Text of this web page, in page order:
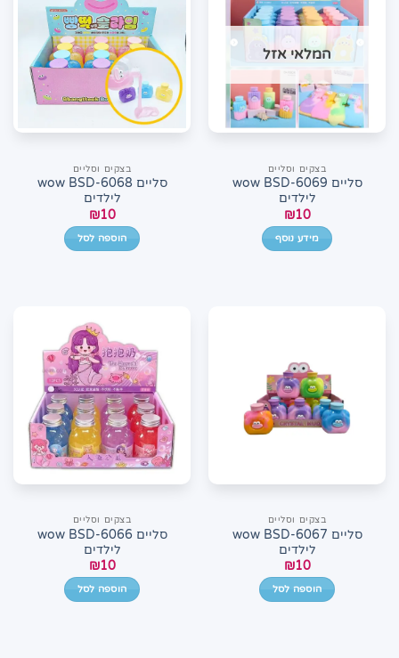
המלאי אזל
בצקים וסליים
סליים wow BSD-6069
לילדים
₪10
מידע נוסף
בצקים וסליים
סליים wow BSD-6068
לילדים
₪10
הוספה לסל
בצקים וסליים
סליים wow BSD-6067
לילדים
₪10
הוספה לסל
בצקים וסליים
סליים wow BSD-6066
לילדים
₪10
הוספה לסל